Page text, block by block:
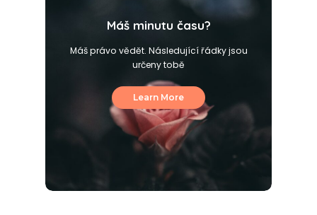
Máš minutu času?
Máš právo vědět. Následující řádky jsou
určeny tobě
Learn More